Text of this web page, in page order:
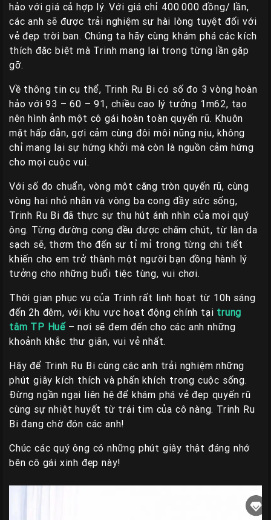
hảo với giá cả hợp lý. Với giá chỉ 400.000 đồng/ lần,
các anh sẽ được trải nghiệm sự hài lòng tuyệt đối với
vẻ đẹp trời ban. Chúng ta hãy cùng khám phá các kích
thích đặc biệt mà Trinh mang lại trong từng lần gặp
gỡ.
Về thông tin cụ thể, Trinh Ru Bi có số đo 3 vòng hoàn
hảo với 93 – 60 – 91, chiều cao lý tưởng 1m62, tạo
nên hình ảnh một cô gái hoàn toàn quyến rũ. Khuôn
mặt hấp dẫn, gợi cảm cùng đôi môi nũng nịu, không
chỉ mang lại sự hứng khởi mà còn là nguồn cảm hứng
cho mọi cuộc vui.
Với số đo chuẩn, vòng một căng tròn quyến rũ, cùng
vòng hai nhỏ nhắn và vòng ba cong đầy sức sống,
Trinh Ru Bi đã thực sự thu hút ánh nhìn của mọi quý
ông. Từng đường cong đều được chăm chút, từ làn da
sạch sẽ, thơm tho đến sự tỉ mỉ trong từng chi tiết
khiến cho em trở thành một người bạn đồng hành lý
tưởng cho những buổi tiệc tùng, vui chơi.
Thời gian phục vụ của Trinh rất linh hoạt từ 10h sáng
đến 2h đêm, với khu vực hoạt động chính tại trung
tâm TP Huế – nơi sẽ đem đến cho các anh những
khoảnh khắc thư giãn, vui vẻ nhất.
Hãy để Trinh Ru Bi cùng các anh trải nghiệm những
phút giây kích thích và phấn khích trong cuộc sống.
Đừng ngần ngại liên hệ để khám phá vẻ đẹp quyến rũ
cùng sự nhiệt huyết từ trái tim của cô nàng. Trinh Ru
Bi đang chờ đón các anh!
Chúc các quý ông có những phút giây thật đáng nhớ
bên cô gái xinh đẹp này!